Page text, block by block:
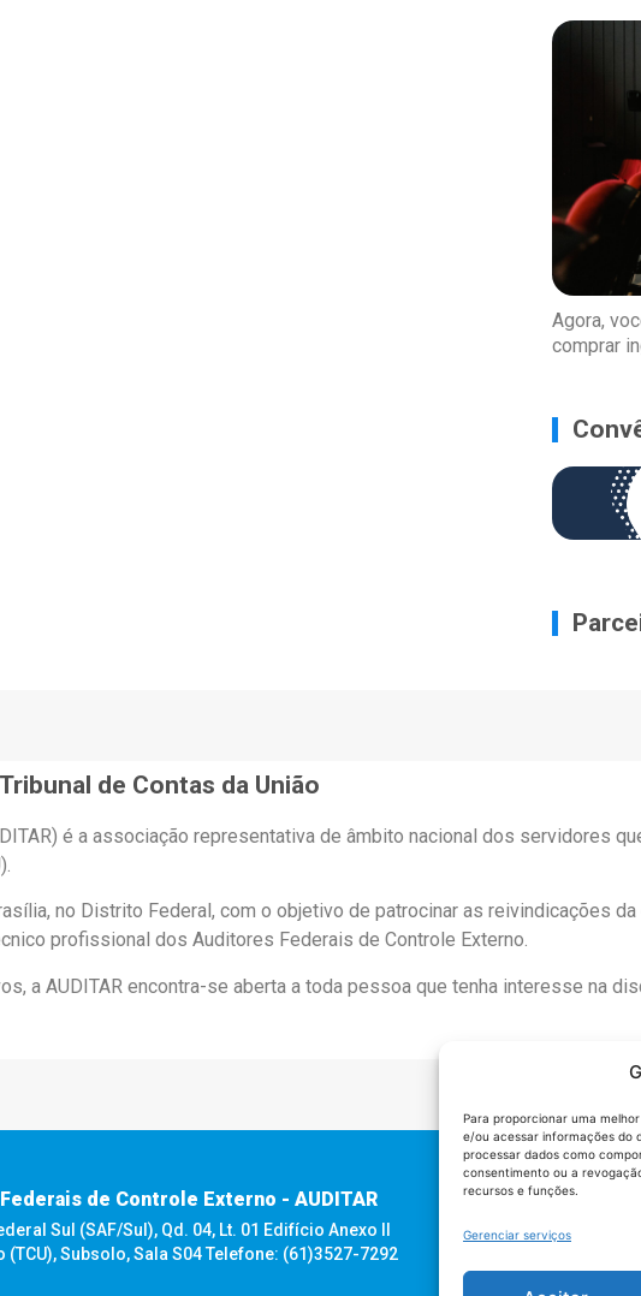
Para proporcionar uma
e/ou acessar informações do
processar dados como
consentimento ou a
recursos e funções.
Gerenciar serviços
Agora,
comprar
de Contas da União
é a associação representativa de âmbito nacional dos servidores
no Distrito Federal, com o objetivo de patrocinar as reivindicações
profissional dos Auditores Federais de Controle Externo.
a AUDITAR encontra-se aberta a toda pessoa que tenha interesse na
de Controle Externo - AUDITAR
Sul (SAF/Sul), Qd. 04, Lt. 01 Edifício Anexo II
Subsolo, Sala S04 Telefone: (61)3527-7292